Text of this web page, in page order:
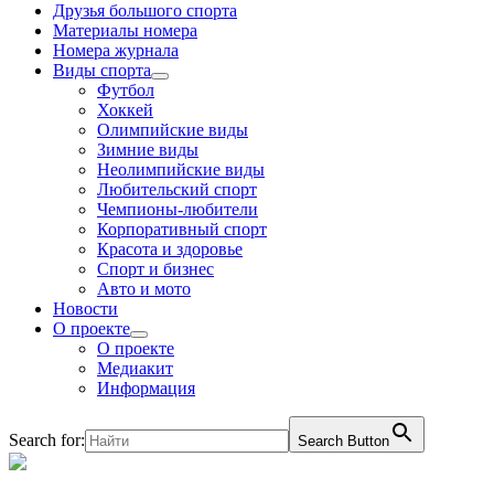
Друзья большого спорта
Материалы номера
Номера журнала
Виды спорта
Футбол
Хоккей
Олимпийские виды
Зимние виды
Неолимпийские виды
Любительский спорт
Чемпионы-любители
Корпоративный спорт
Красота и здоровье
Спорт и бизнес
Авто и мото
Новости
О проекте
О проекте
Медиакит
Информация
Search for: Search Button